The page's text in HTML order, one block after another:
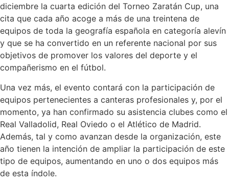
diciembre la cuarta edición del Torneo Zaratán Cup, una
cita que cada año acoge a más de una treintena de
equipos de toda la geografía española en categoría alevín
y que se ha convertido en un referente nacional por sus
objetivos de promover los valores del deporte y el
compañerismo en el fútbol.
Una vez más, el evento contará con la participación de
equipos pertenecientes a canteras profesionales y, por el
momento, ya han confirmado su asistencia clubes como el
Real Valladolid, Real Oviedo o el Atlético de Madrid.
Además, tal y como avanzan desde la organización, este
año tienen la intención de ampliar la participación de este
tipo de equipos, aumentando en uno o dos equipos más
de esta índole.